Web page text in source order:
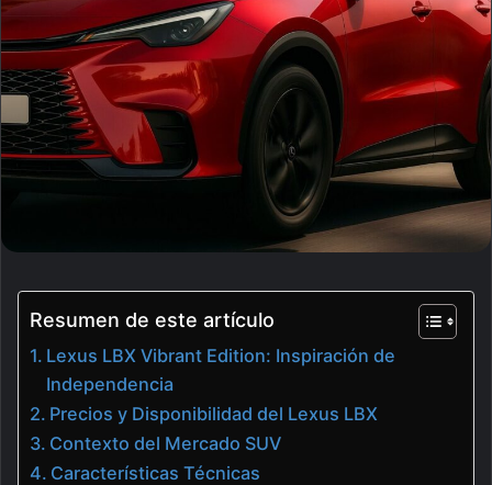
Resumen de este artículo
Lexus LBX Vibrant Edition: Inspiración de
Independencia
Precios y Disponibilidad del Lexus LBX
Contexto del Mercado SUV
Características Técnicas